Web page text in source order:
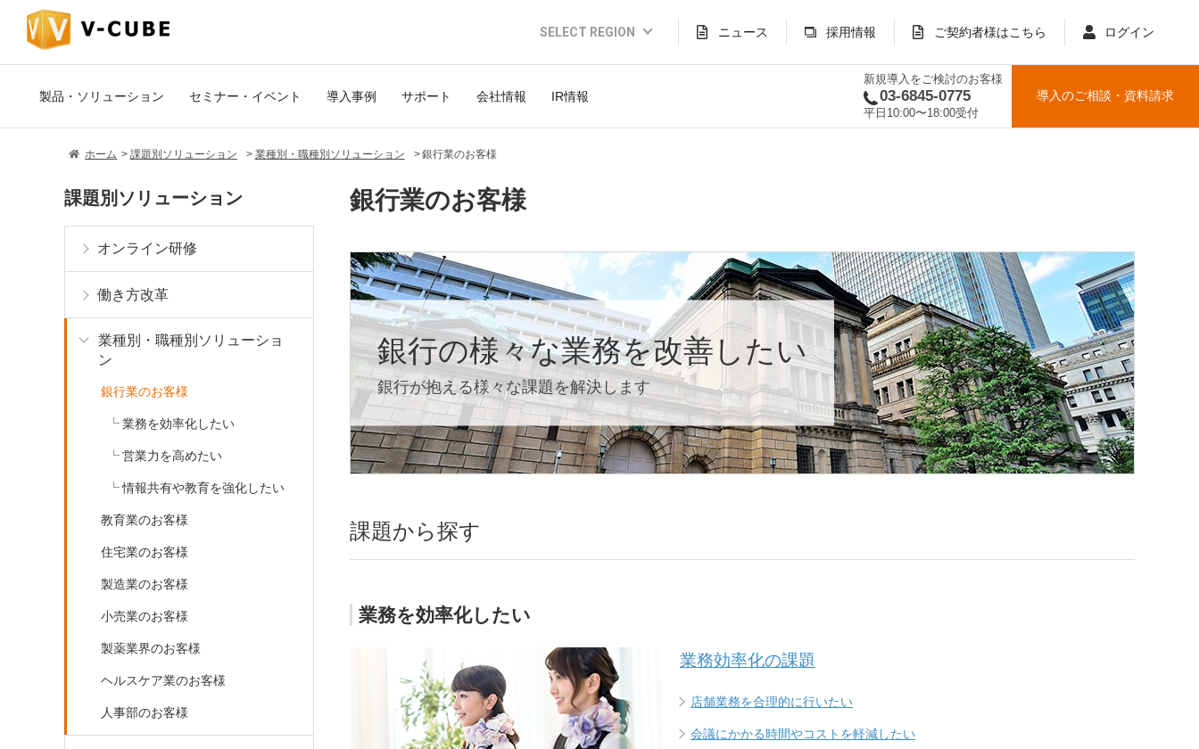
SELECT REGION
Global Website (English)
JAPAN (日本語)
ニュース 採用情報 ご契約者様はこちら ログイン
製品・ソリューション セミナー・イベント 導入事例 サポート 会社情報 IR情報
新規導入をご検討のお客様
03-6845-0775
平日10:00〜18:00受付
導入のご相談 ・ 資料請求
ホーム 課題別ソリューション 業種別・職種別ソリューション 銀行業のお客様
銀行業のお客様
銀行の様々な業務を改善したい
銀行が抱える様々な課題を解決します
課題から探す
業務を効率化したい
業務効率化の課題
店舗業務を合理的に行いたい
会議にかかる時間やコストを軽減したい
課題別ソリューション
オンライン研修
働き方改革
業種別・職種別ソリューショ
ン
銀行業のお客様
業務を効率化したい
営業力を高めたい
情報共有や教育を強化したい
教育業のお客様
住宅業のお客様
製造業のお客様
小売業のお客様
製薬業界のお客様
ヘルスケア業のお客様
人事部のお客様